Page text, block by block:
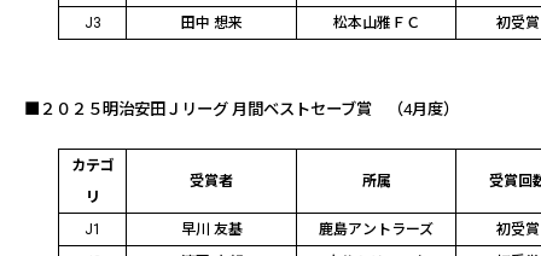
J3
田中 想来 松本山雅ＦＣ 初受賞
■２０２５明治安田Ｊリーグ 月間ベストセーブ賞 （4月度）
カテゴ
リ
受賞者 所属 受賞回
J1 早川 友基 鹿島アントラーズ
初受賞